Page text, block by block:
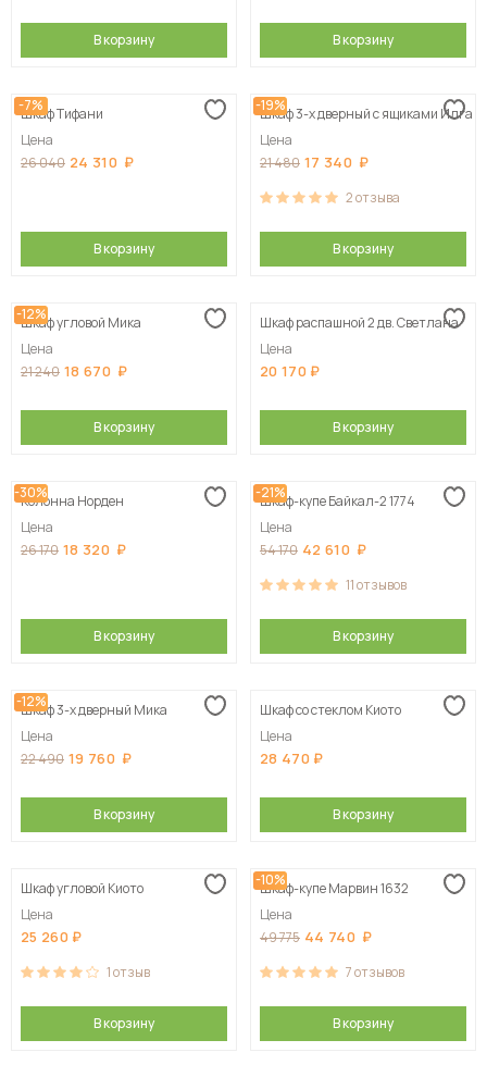
В корзину В корзину
-7%
Шкаф Тифани
Цена
26 040 24 310
В корзину
-19%
Шкаф 3-х дверный с ящиками Илга
Цена
21 480 17 340
2отзыва
В корзину
-12%
Шкаф угловой Мика
Цена
21 240 18 670
В корзину
Шкаф распашной 2 дв. Светлана
Цена
20 170
В корзину
-30%
Колонна Норден
Цена
26 170 18 320
В корзину
-21%
Шкаф-купе Байкал-2 1774
Цена
54 170 42 610
11отзывов
В корзину
-12%
Шкаф 3-х дверный Мика
Цена
22 490 19 760
В корзину
Шкаф со стеклом Киото
Цена
28 470
В корзину
Шкаф угловой Киото
Цена
25 260
1отзыв
В корзину
-10%
Шкаф-купе Марвин 1632
Цена
49 775 44 740
7отзывов
В корзину